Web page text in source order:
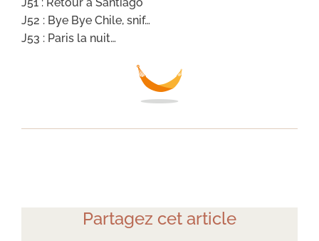
J52 : Bye Bye Chile, snif…
J53 : Paris la nuit…
Partagez cet article